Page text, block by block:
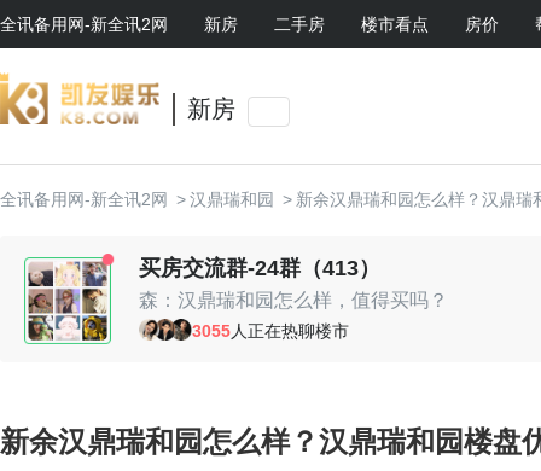
全讯备用网-新全讯2网 新房 二手房 楼市看点 房价
新房
全讯备用网-新全讯2网 >汉鼎瑞和园 > 新余汉鼎瑞和园怎么样？汉鼎瑞
买房交流群-24群（413）
森：汉鼎瑞和园怎么样，值得买吗？
时光机：挺不错的啊
贤：我老婆挺喜欢的
3055人正在热聊楼市
新余汉鼎瑞和园怎么样？汉鼎瑞和园楼盘